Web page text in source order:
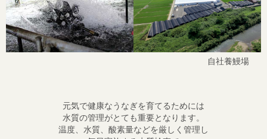
自社養鰻場
元気で健康なうなぎを育てるためには
水質の管理がとても重要となります。
温度、水質、酸素量などを厳しく管理し